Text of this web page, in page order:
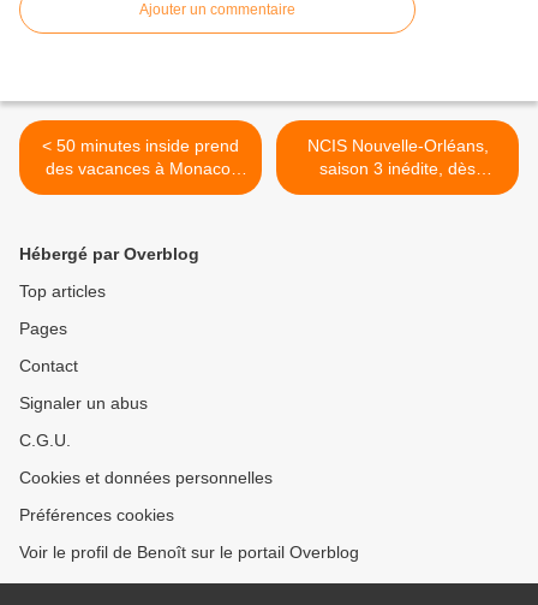
Ajouter un commentaire
< 50 minutes inside prend
des vacances à Monaco,
dès le samedi 8 juillet 2017
NCIS Nouvelle-Orléans,
saison 3 inédite, dès
samedi 8 juillet 2017 à 21h
Hébergé par Overblog
Top articles
Pages
Contact
Signaler un abus
C.G.U.
Cookies et données personnelles
Préférences cookies
Voir le profil de Benoît sur le portail Overblog